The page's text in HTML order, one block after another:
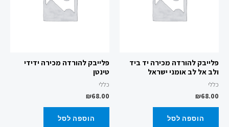
פלייבק להורדה מכירה יד ביד
ולב אל לב אומני ישראל
כללי
₪68.00
הוספה לסל
פלייבק להורדה מכירה ידידי
טינטן
כללי
₪68.00
הוספה לסל